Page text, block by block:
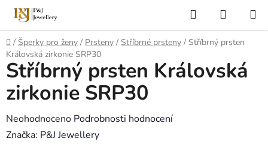
Přejít
obsah
Hledat
KOŠÍK
Domů
/ Šperky pro ženy / Prsteny / Stříbrné prsteny / Stříbrný prsten
Královská zirkonie SRP30
Stříbrný prsten Královská
zirkonie SRP30
Průměrné
hodnocení
Neohodnoceno Podrobnosti hodnocení
Značka: P&J Jewellery